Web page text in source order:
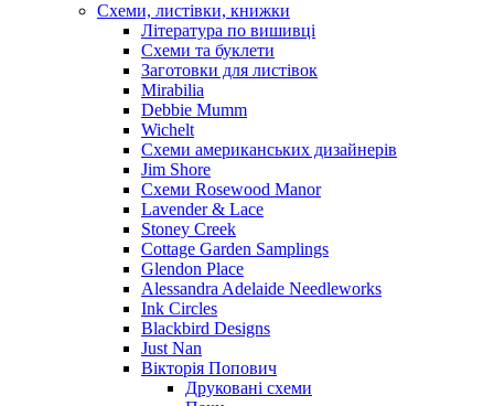
Схеми, листівки, книжки
Література по вишивці
Схеми та буклети
Заготовки для листівок
Mirabilia
Debbie Mumm
Wichelt
Схеми американських дизайнерів
Jim Shore
Cхеми Rosewood Manor
Lavender & Lace
Stoney Creek
Cottage Garden Samplings
Glendon Place
Alessandra Adelaide Needleworks
Ink Circles
Blackbird Designs
Just Nan
Вікторія Попович
Друковані схеми